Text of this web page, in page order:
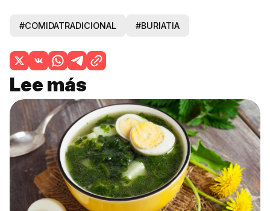
#COMIDATRADICIONAL #BURIATIA
Lee más